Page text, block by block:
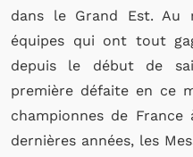
dans le Grand Est. Au
équipes qui ont tout
depuis le début de
première défaite en ce
championnes de
dernières années, les